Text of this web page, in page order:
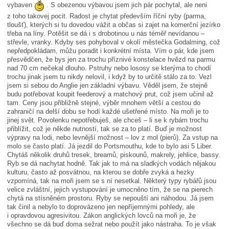
vybaven
. S obezenou výbavou jsem jich pár pochytal, ale neni
z toho takovej pocit. Radost je chytat především říční ryby (parma,
tloušť), kterých si tu dovedou vážit a občas si zajet na komerční jezírko
třeba na líny. Potěšit se dá i s drobotinou u nás téměř nevídanou –
střevle, vranky. Kdyby ses pohyboval v okolí městečka Godalming, což
nepředpokládam, můžu poradit i konkrétní místa. Vím o pár, kde jsem
přesvědčen, že bys jen za trochu příznivé konstelace hvězd na parmu
nad 70 cm nečekal dlouho. Pstruhy nebo lososy se kterýma to chodí
trochu jinak jsem tu nikdy nelovil, i když by to určitě stálo za to. Vezl
jsem si sebou do Anglie jen základní výbavu. Věděl jsem, že stejně
budu potřebovat koupit feederový a matchový prut, což jsem učinil až
tam. Ceny jsou přibližně stejné, výběr mnohem větší a cestou do
zahraničí na delší dobu se hodí každé ušetřené místo. Na moři je to
jinej svět. Povolenku nepotřebuješ, ale chceš – li se k rybám trochu
přiblížit, což je někde nutností, tak se za to platí. Buď je možnost
výpravy na lodi, nebo levnější možnost – lov z mol (pierů). Za vstup na
molo se často platí. Já jezdil do Portsmouthu, kde to bylo asi 5 Liber.
Chytáš několik druhů tresek, breamů, piskounů, makrely, jehlice, bassy.
Ryb se dá nachytat hodně. Tak jak to má na sladkých vodách nějakou
kulturu, často až posvátnou, na kterou se dobře zvyká a hezky
vzpomíná, tak na moři jsem se s ní nesetkal. Některý typy rybářů jsou
velice zvláštní, jejich vystupování je umocněno tím, že se na pierech
chytá na stísněném prostoru. Ryby se nepouští ani náhodou. Já jsem
tak činil a nebylo to doprovázeno jen nepříjemnými pohledy, ale
i opravdovou agresivitou. Zákon anglických lovců na moři je, že
všechno se dá buď doma sežrat nebo použít jako nástraha. To je však